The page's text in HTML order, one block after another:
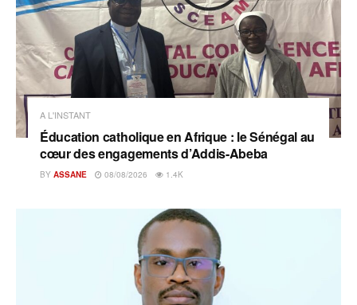
A L'INSTANT
Éducation catholique en Afrique : le Sénégal au
cœur des engagements d’Addis-Abeba
BY ASSANE 08/08/2026 1.4K